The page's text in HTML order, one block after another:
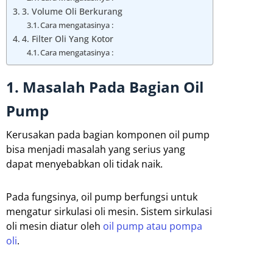
3. Volume Oli Berkurang
Cara mengatasinya :
4. Filter Oli Yang Kotor
Cara mengatasinya :
1. Masalah Pada Bagian Oil
Pump
Kerusakan pada bagian komponen oil pump
bisa menjadi masalah yang serius yang
dapat menyebabkan oli tidak naik.
Pada fungsinya, oil pump berfungsi untuk
mengatur sirkulasi oli mesin. Sistem sirkulasi
oli mesin diatur oleh oil pump atau pompa
oli.